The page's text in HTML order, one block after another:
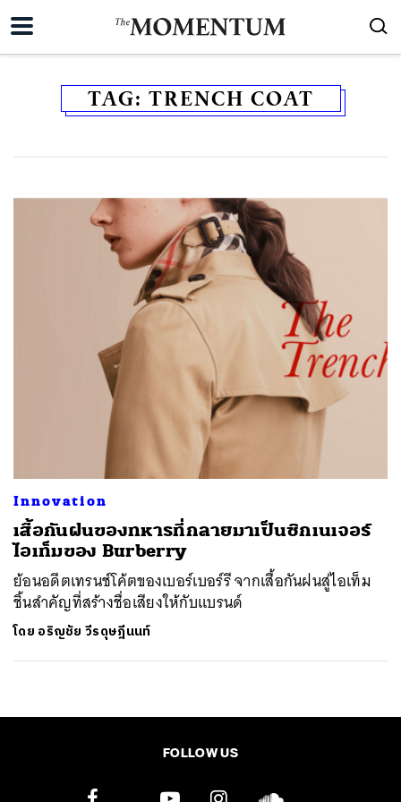
TAG: TRENCH COAT
Innovation
เสื้อกันฝนของทหารที่กลายมาเป็นซิกเนเจอร์
ไอเท็มของ Burberry
ย้อนอดีตเทรนช์โค้ตของเบอร์เบอร์รี จากเสื้อกันฝนสู่​ไอเท็ม
ชิ้นสำคัญที่สร้างชื่อเสียงให้กับแบรนด์
โดย อริญชัย วีรดุษฎีนนท์
FOLLOW US
SHARE TWEET